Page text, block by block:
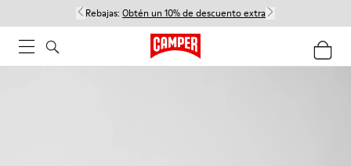
Rebajas: Obtén un 10% de descuento extra